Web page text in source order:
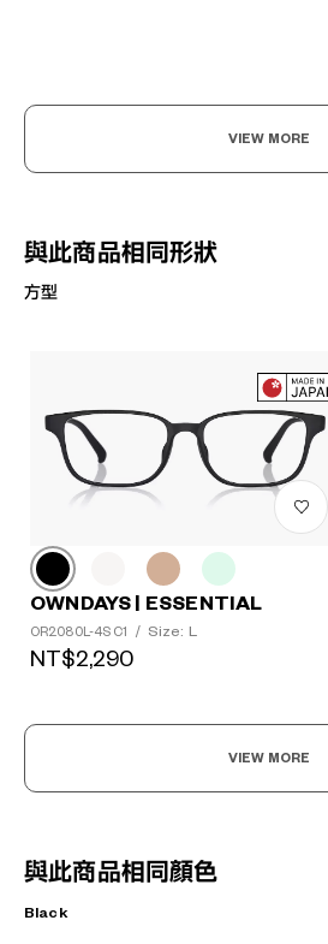
VIEW MORE
與此商品相同形狀
方型
OWNDAYS | ESSENTIAL
OR2080L-4S C1 / Size: L
NT$2,290
VIEW MORE
與此商品相同顏色
Black